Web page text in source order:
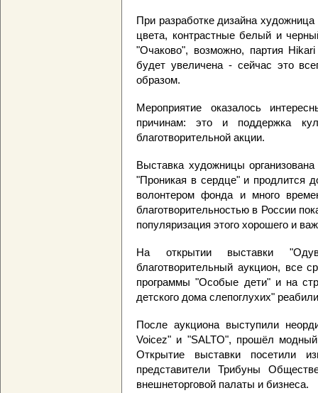
При разработке дизайна
цвета, контрастные белый и
"Очаково", возможно, партия
будет увеличена - сейчас это
образом.
Мероприятие оказалось
причинам: это и поддержка
благотворительной акции.
Выставка художницы
"Проникая в сердце" и продлится
волонтером фонда и много
благотворительностью в России
популяризация этого хорошего и
На открытии выставки
благотворительный аукцион, все
программы "Особые дети" и на
детского дома слепоглухих"
После аукциона выступили
Voicez" и "SALTO", прошёл
Открытие выставки посетили
представители Трибуны
внешнеторговой палаты и бизнеса.